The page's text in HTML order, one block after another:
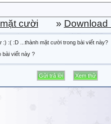
cười » Download
:) :( :D ...thành mặt cười trong bài viết này?
bài viết này ?